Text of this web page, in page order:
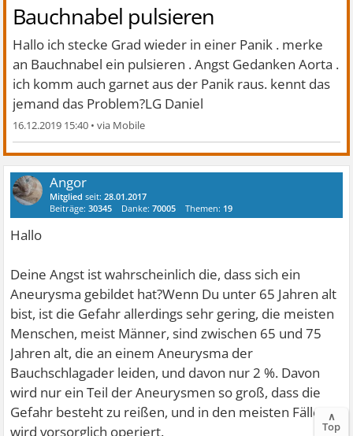
Bauchnabel pulsieren
Hallo ich stecke Grad wieder in einer Panik . merke
an Bauchnabel ein pulsieren . Angst Gedanken Aorta .
ich komm auch garnet aus der Panik raus. kennt das
jemand das Problem?LG Daniel
16.12.2019 15:40 •
Angor
Mitglied seit:28.01.2017
Beiträge:30345 Danke:70005 Themen: 19
Hallo
Deine Angst ist wahrscheinlich die, dass sich ein
Aneurysma gebildet hat?Wenn Du unter 65 Jahren alt
bist, ist die Gefahr allerdings sehr gering, die meisten
Menschen, meist Männer, sind zwischen 65 und 75
Jahren alt, die an einem Aneurysma der
Bauchschlagader leiden, und davon nur 2 %. Davon
wird nur ein Teil der Aneurysmen so groß, dass die
Gefahr besteht zu reißen, und in den meisten Fällen
wird vorsorglich operiert.
∧
Top